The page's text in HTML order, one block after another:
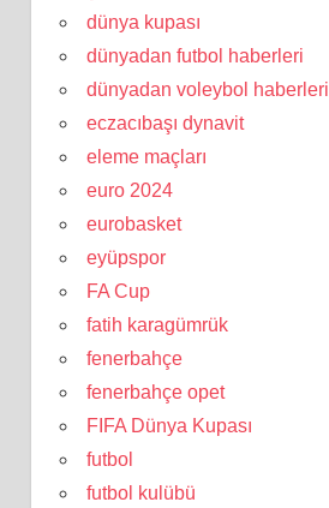
dünya kupası
dünyadan futbol haberleri
dünyadan voleybol haberleri
eczacıbaşı dynavit
eleme maçları
euro 2024
eurobasket
eyüpspor
FA Cup
fatih karagümrük
fenerbahçe
fenerbahçe opet
FIFA Dünya Kupası
futbol
futbol kulübü